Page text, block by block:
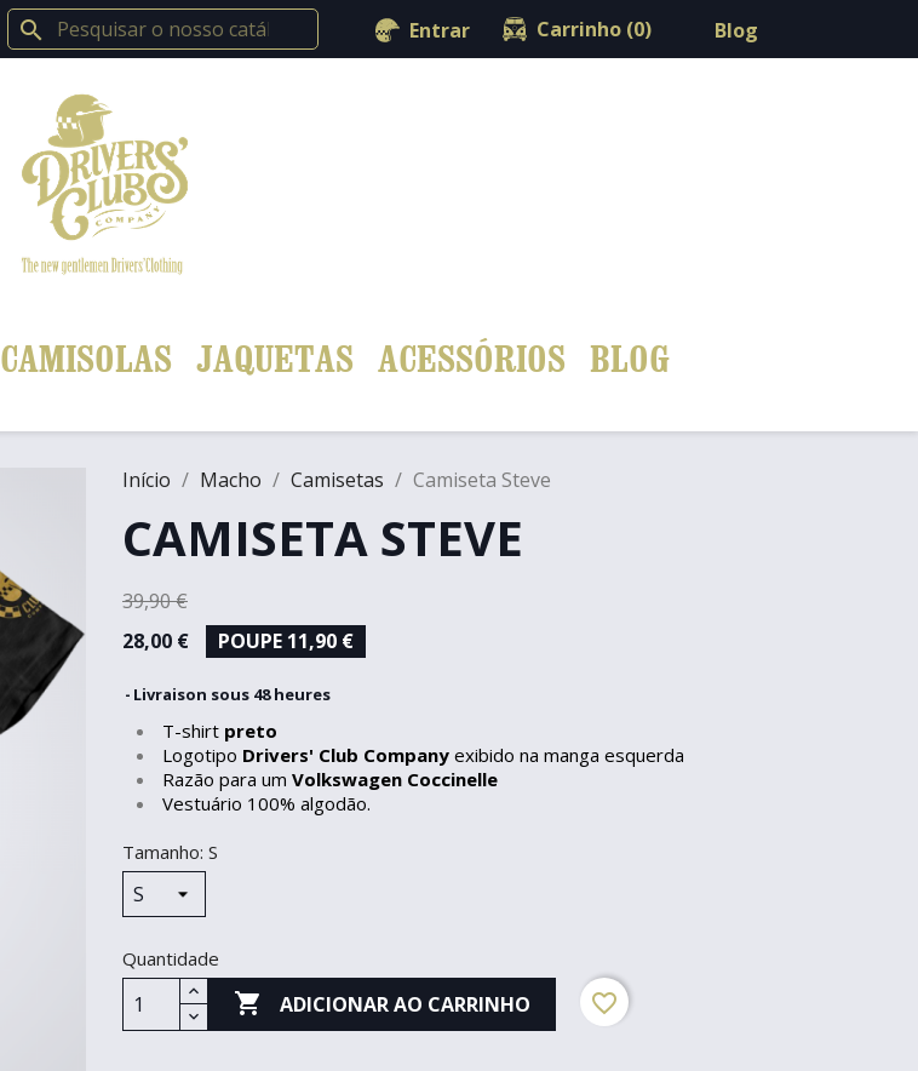
search  Entrar shopping_cart Carrinho (0) Blog
CAMISOLAS JAQUETAS ACESSÓRIOS BLOG
Início Macho Camisetas Camiseta Steve
CAMISETA STEVE
39,90 €
28,00 €
POUPE 11,90 €
Livraison sous 48 heures
T-shirt preto
Logotipo Drivers' Club Company exibido na manga esquerda
Razão para um Volkswagen Coccinelle
Vestuário 100% algodão.
Tamanho: S
Quantidade
 ADICIONAR AO CARRINHO favorite_border